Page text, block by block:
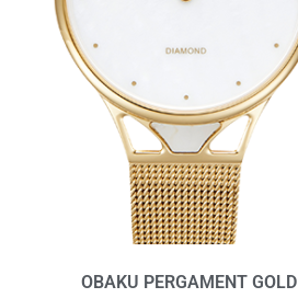
OBAKU PERGAMENT GOLD